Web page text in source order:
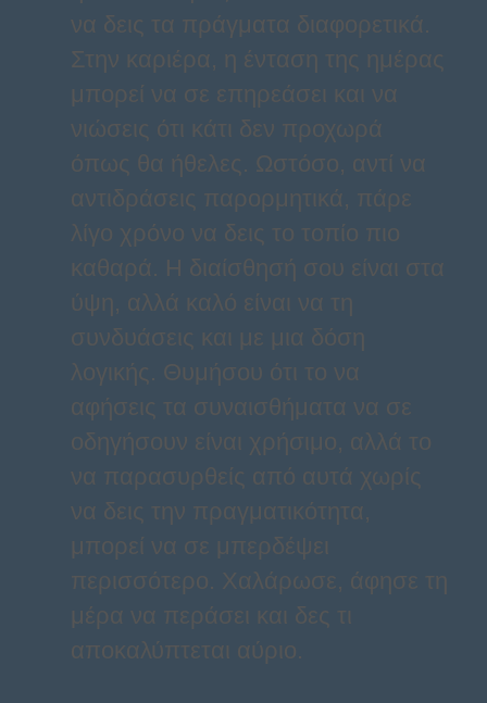
να δεις τα πράγματα διαφορετικά.
Στην καριέρα, η ένταση της ημέρας
μπορεί να σε επηρεάσει και να
νιώσεις ότι κάτι δεν προχωρά
όπως θα ήθελες. Ωστόσο, αντί να
αντιδράσεις παρορμητικά, πάρε
λίγο χρόνο να δεις το τοπίο πιο
καθαρά. Η διαίσθησή σου είναι στα
ύψη, αλλά καλό είναι να τη
συνδυάσεις και με μια δόση
λογικής. Θυμήσου ότι το να
αφήσεις τα συναισθήματα να σε
οδηγήσουν είναι χρήσιμο, αλλά το
να παρασυρθείς από αυτά χωρίς
να δεις την πραγματικότητα,
μπορεί να σε μπερδέψει
περισσότερο. Χαλάρωσε, άφησε τη
μέρα να περάσει και δες τι
αποκαλύπτεται αύριο.